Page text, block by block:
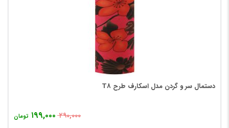
دستمال سر و گردن مدل اسکارف طرح T8
۲۹۰,۰۰۰ ۱۹۹,۰۰۰ تومان